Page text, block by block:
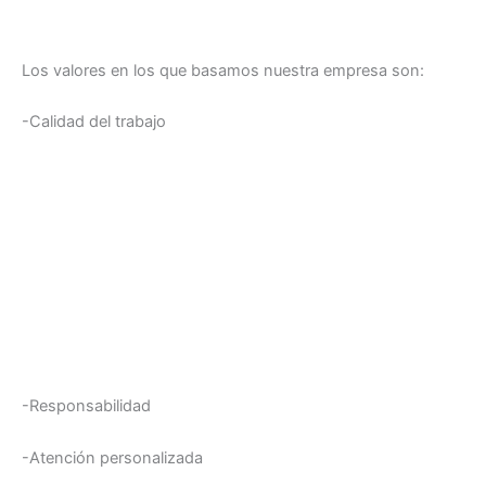
Los valores en los que basamos nuestra empresa son:
-Calidad del trabajo
-Responsabilidad
-Atención personalizada